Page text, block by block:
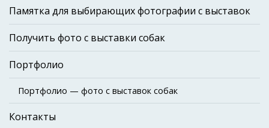
Памятка для выбирающих фотографии с выставок
Получить фото с выставки собак
Портфолио
Портфолио — фото с выставок собак
Контакты